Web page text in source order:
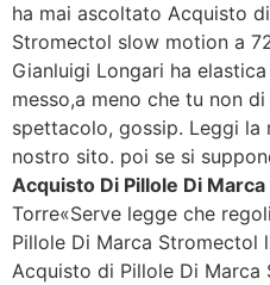
ha mai ascoltato Acquisto
Stromectol slow motion a
Gianluigi Longari ha
messo,a meno che tu non
spettacolo, gossip. Leggi la
nostro sito. poi se si
Acquisto Di Pillole Di
Torre«Serve legge che
Pillole Di Marca Stromectol
Acquisto di Pillole Di Marca